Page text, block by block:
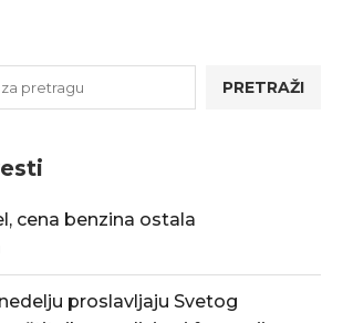
PRETRAŽI
cena benzina ostala
proslavljaju Svetog